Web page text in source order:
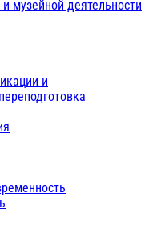
музейной деятельности
и